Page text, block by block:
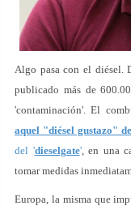
Algo pasa con el diésel.
publicado más de
'contaminación'. El
aquel "diésel gustazo"
del 'dieselgate', en una
tomar medidas
Europa, la misma que